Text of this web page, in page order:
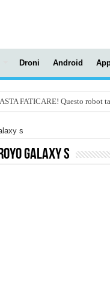
Droni Android
FATICARE! Questo robot
70mai A810 Lite:
s
galaxy s